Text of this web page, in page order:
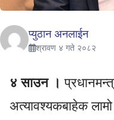
प्युठान अनलाईन
श्रावण ४ गते २०८२
४ साउन ।
अत्यावश्यकबाहेक लामो